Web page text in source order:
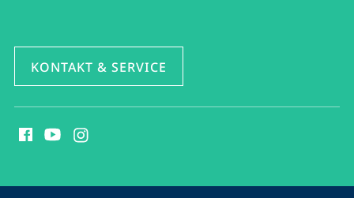
KONTAKT & SERVICE
Media